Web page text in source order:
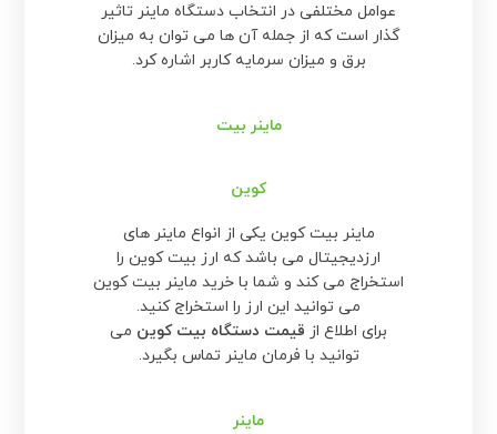
عوامل مختلفی در انتخاب دستگاه ماینر تاثیر
گذار است که از جمله آن ها می توان به میزان
برق و میزان سرمایه کاربر اشاره کرد.
ماینر بیت
کوین
ماینر بیت کوین یکی از انواع ماینر های
ارزدیجیتال می باشد که ارز بیت کوین را
استخراج می کند و شما با خرید ماینر بیت کوین
می توانید این ارز را استخراج کنید.
برای اطلاع از قیمت دستگاه بیت کوین می
توانید با فرمان ماینر تماس بگیرد.
ماینر